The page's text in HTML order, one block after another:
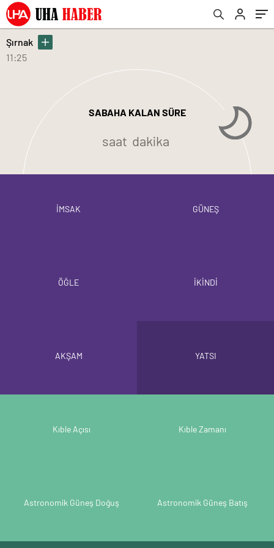
Şırnak
11:25
SABAHA KALAN SÜRE
saat dakika
İMSAK GÜNEŞ
ÖĞLE İKİNDİ
AKŞAM YATSI
Kıble Açısı Kıble Zamanı
Astronomik Güneş Doğuş Astronomik Güneş Batış